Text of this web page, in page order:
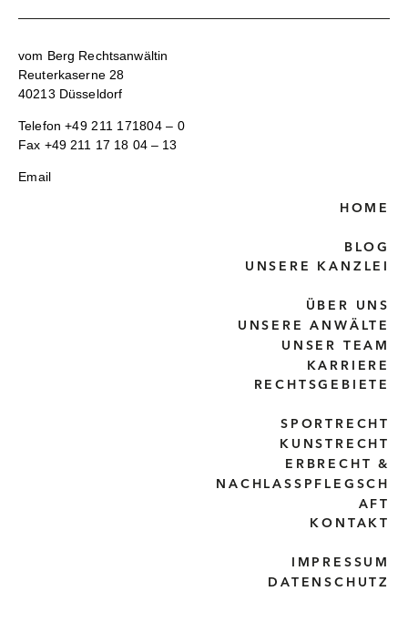
vom Berg Rechtsanwältin
Reuterkaserne 28
40213 Düsseldorf
Telefon+49 211 171804 – 0
Fax +49 211 17 18 04 – 13
Email
HOME
BLOG
UNSERE KANZLEI
ÜBER UNS
UNSERE ANWÄLTE
UNSER TEAM
KARRIERE
RECHTSGEBIETE
SPORTRECHT
KUNSTRECHT
ERBRECHT &
NACHLASSPFLEGSCH
AFT
KONTAKT
IMPRESSUM
DATENSCHUTZ